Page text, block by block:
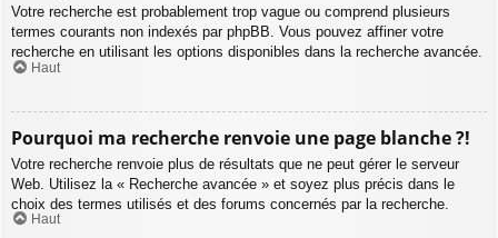
Votre recherche est probablement trop vague ou comprend plusieurs
termes courants non indexés par phpBB. Vous pouvez affiner votre
recherche en utilisant les options disponibles dans la recherche avancée.
Haut
Pourquoi ma recherche renvoie une page blanche ?!
Votre recherche renvoie plus de résultats que ne peut gérer le serveur
Web. Utilisez la « Recherche avancée » et soyez plus précis dans le
choix des termes utilisés et des forums concernés par la recherche.
Haut